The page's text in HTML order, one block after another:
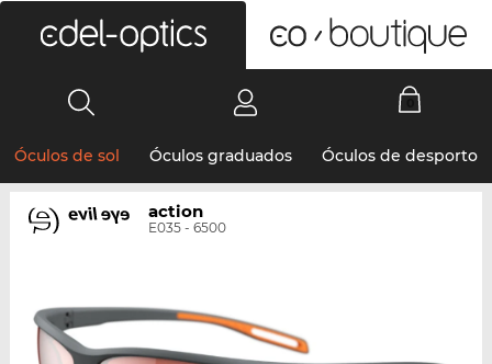
Óculos de sol Óculos graduados Óculos de desporto
action
E035 - 6500